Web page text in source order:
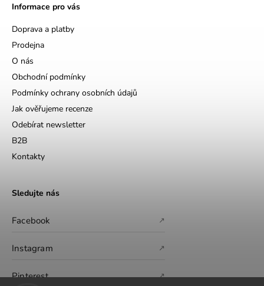
Informace pro vás
Doprava a platby
Prodejna
O nás
Obchodní podmínky
Podmínky ochrany osobních údajů
Jak ověřujeme recenze
Odebírat newsletter
B2B
Kontakty
Sledujte nás
Facebook ↗
Instagram ↗
Pinterest ↗